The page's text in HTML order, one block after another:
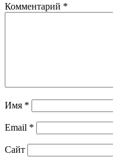
Комментарий *
Имя *
Email *
Сайт